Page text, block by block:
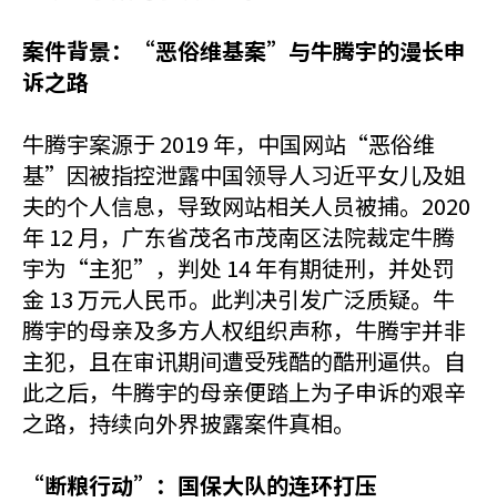
案件背景：“恶俗维基案”与牛腾宇的漫长申
诉之路
牛腾宇案源于 2019 年，中国网站“恶俗维
基”因被指控泄露中国领导人习近平女儿及姐
夫的个人信息，导致网站相关人员被捕。2020
年 12 月，广东省茂名市茂南区法院裁定牛腾
宇为“主犯”，判处 14 年有期徒刑，并处罚
金 13 万元人民币。此判决引发广泛质疑。牛
腾宇的母亲及多方人权组织声称，牛腾宇并非
主犯，且在审讯期间遭受残酷的酷刑逼供。自
此之后，牛腾宇的母亲便踏上为子申诉的艰辛
之路，持续向外界披露案件真相。
“断粮行动”：国保大队的连环打压